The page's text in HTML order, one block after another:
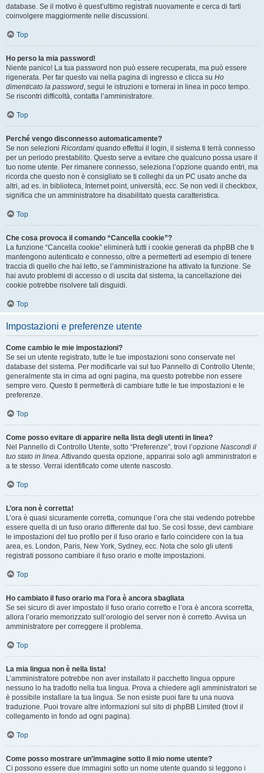
database. Se il motivo è quest’ultimo registrati nuovamente e cerca di farti
coinvolgere maggiormente nelle discussioni.
Top
Ho perso la mia password!
Niente panico! La tua password non può essere recuperata, ma può essere
rigenerata. Per far questo vai nella pagina di ingresso e clicca su Ho
dimenticato la password, segui le istruzioni e tornerai in linea in poco tempo.
Se riscontri difficoltà, contatta l’amministratore.
Top
Perché vengo disconnesso automaticamente?
Se non selezioni Ricordami quando effettui il login, il sistema ti terrà connesso
per un periodo prestabilito. Questo serve a evitare che qualcuno possa usare il
tuo nome utente. Per rimanere connesso, seleziona l’opzione quando entri, ma
ricorda che questo non è consigliato se ti colleghi da un PC usato anche da
altri, ad es. in biblioteca, Internet point, università, ecc. Se non vedi il checkbox,
significa che un amministratore ha disabilitato questa caratteristica.
Top
Che cosa provoca il comando “Cancella cookie”?
La funzione “Cancella cookie” eliminerà tutti i cookie generati da phpBB che ti
mantengono autenticato e connesso, oltre a permetterti ad esempio di tenere
traccia di quello che hai letto, se l’amministrazione ha attivato la funzione. Se
hai avuto problemi di accesso o di uscita dal sistema, la cancellazione dei
cookie potrebbe risolvere tali disguidi.
Top
Impostazioni e preferenze utente
Come cambio le mie impostazioni?
Se sei un utente registrato, tutte le tue impostazioni sono conservate nel
database del sistema. Per modificarle vai sul tuo Pannello di Controllo Utente;
generalmente sta in cima ad ogni pagina, ma questo potrebbe non essere
sempre vero. Questo ti permetterà di cambiare tutte le tue impostazioni e le
preferenze.
Top
Come posso evitare di apparire nella lista degli utenti in linea?
Nel Pannello di Controllo Utente, sotto “Preferenze”, trovi l’opzione Nascondi il
tuo stato in linea. Attivando questa opzione, apparirai solo agli amministratori e
a te stesso. Verrai identificato come utente nascosto.
Top
L’ora non è corretta!
L’ora è quasi sicuramente corretta, comunque l’ora che stai vedendo potrebbe
essere quella di un fuso orario differente dal tuo. Se così fosse, devi cambiare
le impostazioni del tuo profilo per il fuso orario e farlo coincidere con la tua
area, es. London, Paris, New York, Sydney, ecc. Nota che solo gli utenti
registrati possono cambiare il fuso orario e molte impostazioni.
Top
Ho cambiato il fuso orario ma l’ora è ancora sbagliata
Se sei sicuro di aver impostato il fuso orario corretto e l’ora è ancora scorretta,
allora l’orario memorizzato sull’orologio del server non è corretto. Avvisa un
amministratore per correggere il problema.
Top
La mia lingua non è nella lista!
L’amministratore potrebbe non aver installato il pacchetto lingua oppure
nessuno lo ha tradotto nella tua lingua. Prova a chiedere agli amministratori se
è possibile installare la tua lingua. Se non esiste puoi fare tu una nuova
traduzione. Puoi trovare altre informazioni sul sito di phpBB Limited (trovi il
collegamento in fondo ad ogni pagina).
Top
Come posso mostrare un’immagine sotto il mio nome utente?
Ci possono essere due immagini sotto un nome utente quando si leggono i